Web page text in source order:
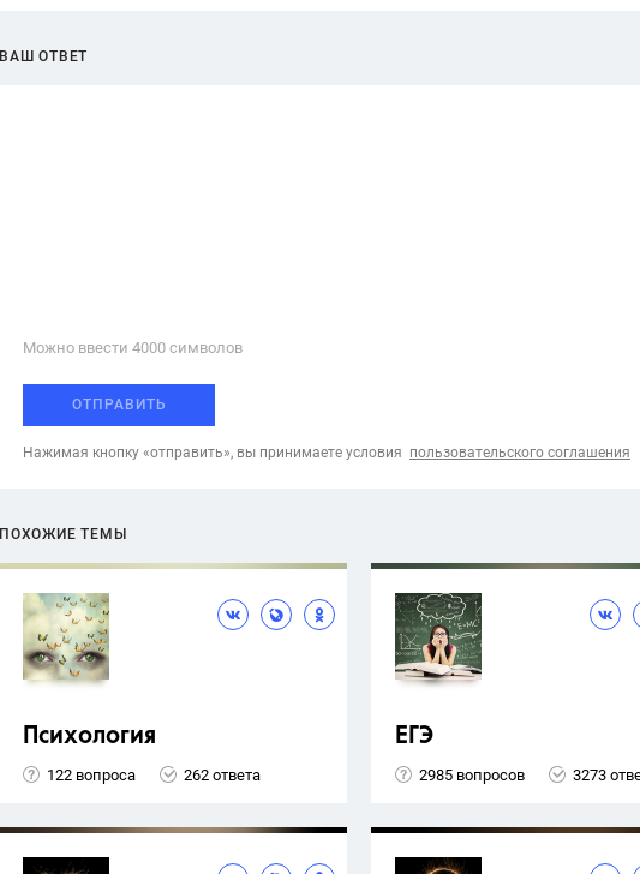
ВАШ ОТВЕТ
Можно ввести 4000 cимволов
ОТПРАВИТЬ
Нажимая кнопку «отправить», вы принимаете условия пользовательского соглашения
ПОХОЖИЕ ТЕМЫ
Психология
122 вопроса 262 ответа
ЕГЭ
2985 вопросов 3273